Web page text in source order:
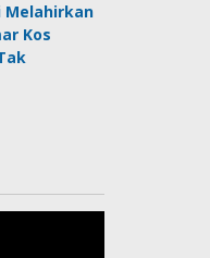
Melahirkan
Kos